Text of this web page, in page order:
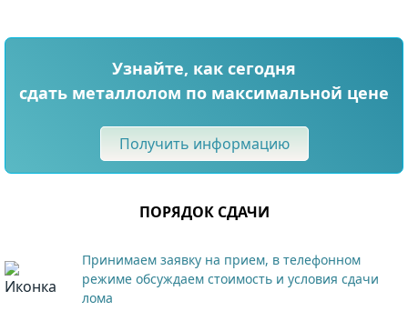
Узнайте, как сегодня
сдать металлолом по максимальной цене
Получить информацию
ПОРЯДОК СДАЧИ
Принимаем заявку на прием, в телефонном
режиме обсуждаем стоимость и условия сдачи
лома